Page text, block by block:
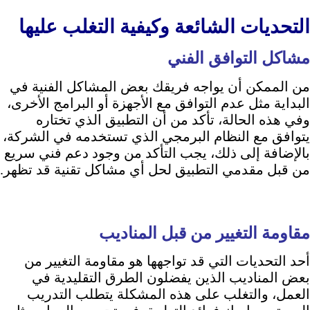
التحديات الشائعة وكيفية التغلب عليها
مشاكل التوافق الفني
من الممكن أن يواجه فريقك بعض المشاكل الفنية في
البداية مثل عدم التوافق مع الأجهزة أو البرامج الأخرى،
وفي هذه الحالة، تأكد من أن التطبيق الذي تختاره
يتوافق مع النظام البرمجي الذي تستخدمه في الشركة،
بالإضافة إلى ذلك، يجب التأكد من وجود دعم فني سريع
من قبل مقدمي التطبيق لحل أي مشاكل تقنية قد تظهر.
مقاومة التغيير من قبل المناديب
أحد التحديات التي قد تواجهها هو مقاومة التغيير من
بعض المناديب الذين يفضلون الطرق التقليدية في
العمل، والتغلب على هذه المشكلة يتطلب التدريب